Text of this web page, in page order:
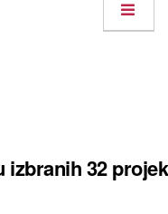
izbranih 32